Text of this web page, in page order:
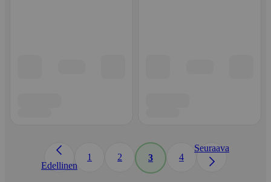
Edellinen
1 2 3 4
Seuraava